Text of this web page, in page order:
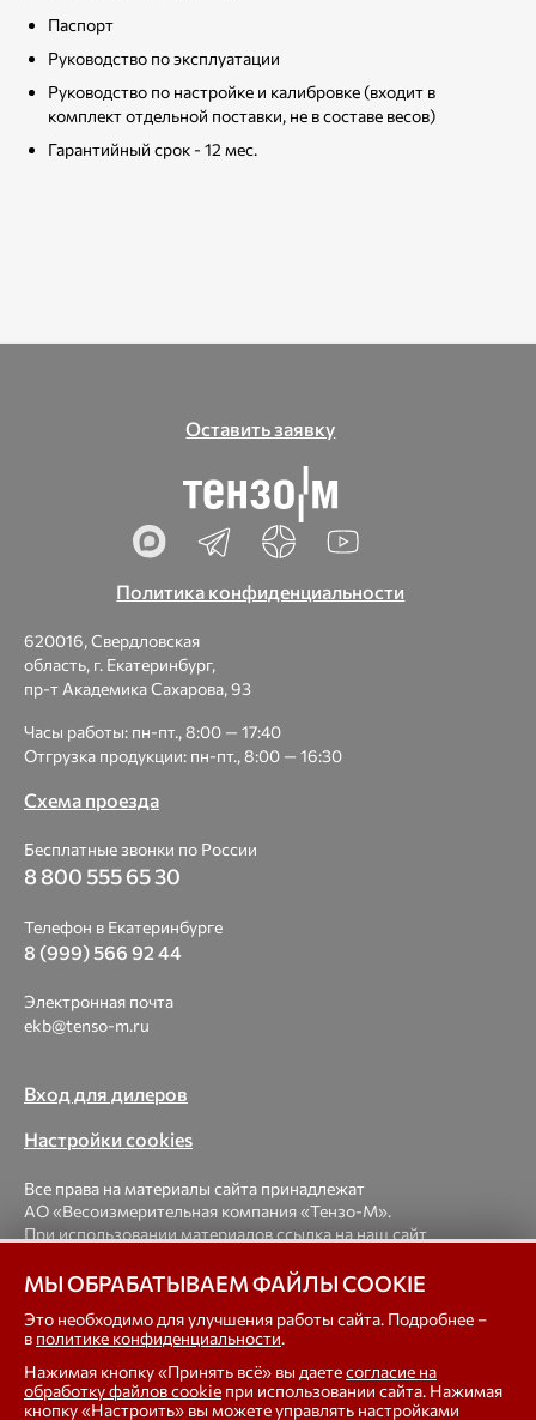
Паспорт
Руководство по эксплуатации
Руководство по настройке и калибровке (входит в
комплект отдельной поставки, не в составе весов)
Гарантийный срок - 12 мес.
Оставить заявку
Политика конфиденциальности
620016, Свердловская
область, г. Екатеринбург,
пр-т Академика Сахарова, 93
Часы работы: пн-пт., 8:00 — 17:40
Отгрузка продукции: пн-пт., 8:00 — 16:30
Схема проезда
Бесплатные звонки по России
8 800 555 65 30
Телефон в Екатеринбурге
8 (999) 566 92 44
Электронная почта
ekb@tenso-m.ru
Вход для дилеров
Настройки cookies
Все права на материалы сайта принадлежат
АО «Весоизмерительная компания «Тензо-М».
При использовании материалов ссылка на наш сайт
© 1998-2026 Весоизмерительная компания «Тензо-М» —
платформенные, крановые, вагонные, бункерные,
автомобильные весы, весовые дозаторы для фасовки,
тензодатчики
МЫ ОБРАБАТЫВАЕМ ФАЙЛЫ COOKIE
Это необходимо для улучшения работы сайта. Подробнее –
в политике конфиденциальности.
Нажимая кнопку «Принять всё» вы даетесогласие на
обработку файлов cookie при использовании сайта. Нажимая
кнопку «Настроить» вы можете управлять настройками